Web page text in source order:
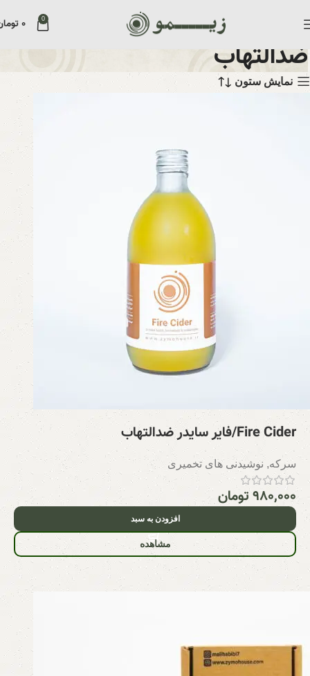
0 ۰
ضدالتهاب
نمایش ستون
Fire Cider/فایر سایدر ضدالتهاب
سرکه, نوشیدنی های تخمیری
۹۸۰,۰۰۰تومان
افزودن به سبد
مشاهده